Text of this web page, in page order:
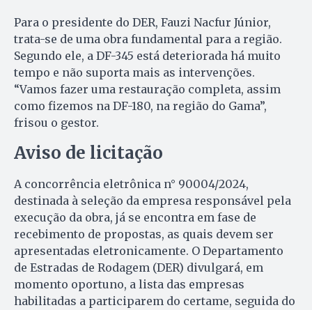
Para o presidente do DER, Fauzi Nacfur Júnior,
trata-se de uma obra fundamental para a região.
Segundo ele, a DF-345 está deteriorada há muito
tempo e não suporta mais as intervenções.
“Vamos fazer uma restauração completa, assim
como fizemos na DF-180, na região do Gama”,
frisou o gestor.
Aviso de licitação
A concorrência eletrônica n° 90004/2024,
destinada à seleção da empresa responsável pela
execução da obra, já se encontra em fase de
recebimento de propostas, as quais devem ser
apresentadas eletronicamente. O Departamento
de Estradas de Rodagem (DER) divulgará, em
momento oportuno, a lista das empresas
habilitadas a participarem do certame, seguida do